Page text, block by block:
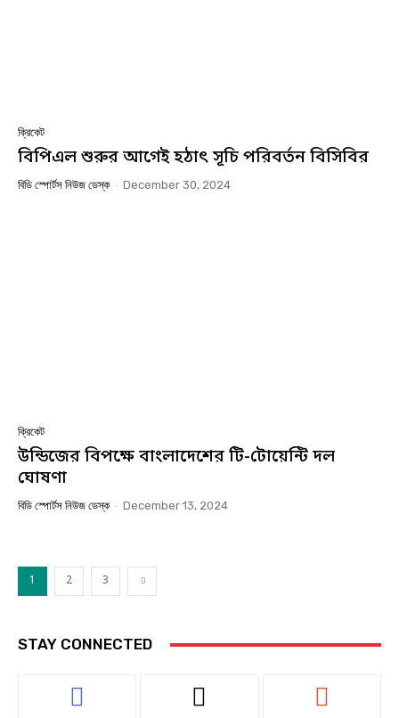
ক্রিকেট
বিপিএল শুরুর আগেই হঠাৎ সূচি পরিবর্তন বিসিবির
বিডি স্পোর্টস নিউজ ডেস্ক - December 30, 2024
ক্রিকেট
উন্ডিজের বিপক্ষে বাংলাদেশের টি-টোয়েন্টি দল
ঘোষণা
বিডি স্পোর্টস নিউজ ডেস্ক - December 13, 2024
1 2 3
STAY CONNECTED